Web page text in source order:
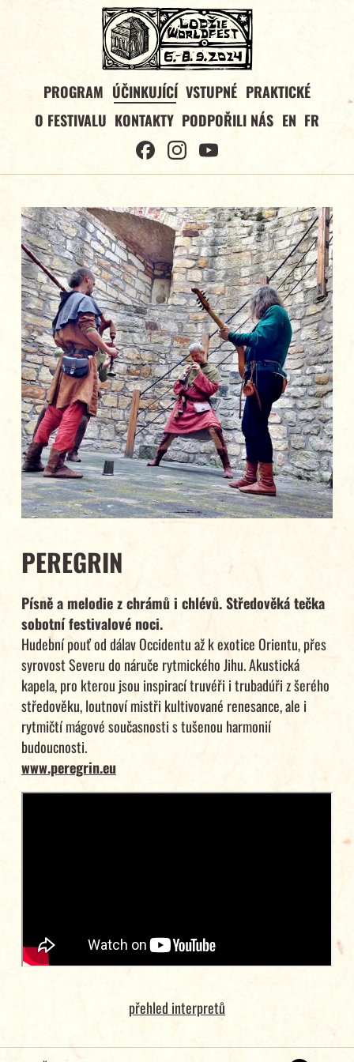
PROGRAM ÚČINKUJÍCÍ VSTUPNÉ PRAKTICKÉ
O FESTIVALU KONTAKTY PODPOŘILI NÁS EN FR
PEREGRIN
Písně a melodie z chrámů i chlévů. Středověká tečka
sobotní festivalové noci.
Hudební pouť od dálav Occidentu až k exotice Orientu, přes
syrovost Severu do náruče rytmického Jihu. Akustická
kapela, pro kterou jsou inspirací truvéři i trubadúři z šerého
středověku, loutnoví mistři kultivované renesance, ale i
rytmičtí mágové současnosti s tušenou harmonií
budoucnosti.
www.peregrin.eu
přehled interpretů